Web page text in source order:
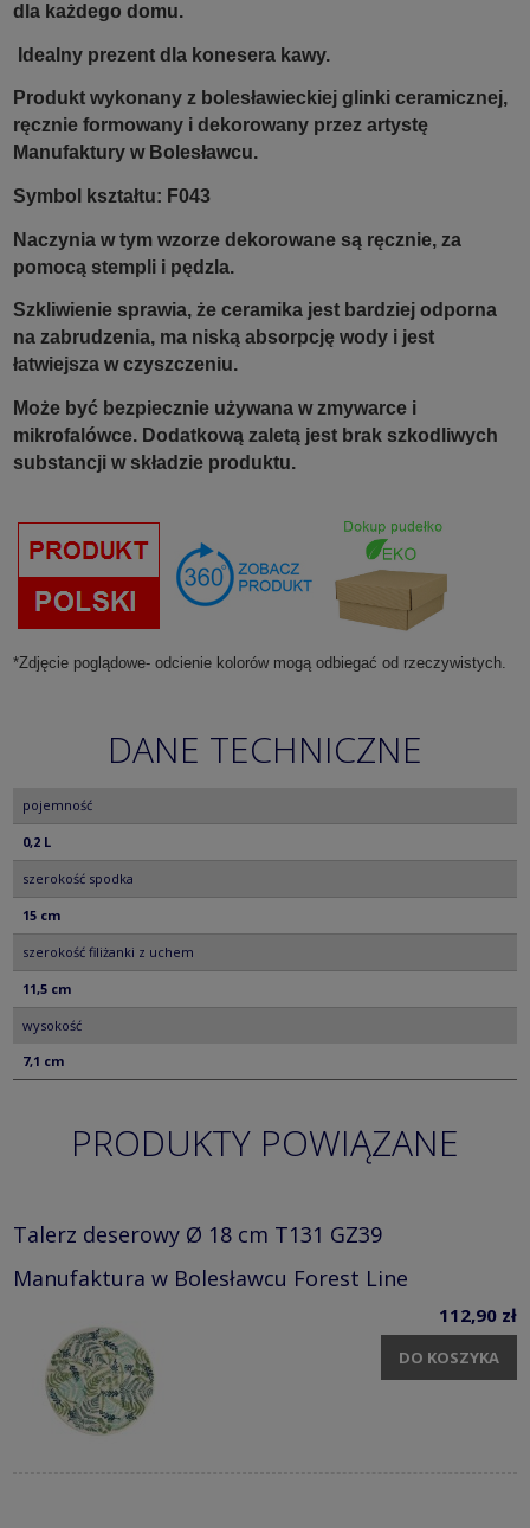
dla każdego domu.
Idealny prezent dla konesera kawy.
Produkt wykonany z bolesławieckiej glinki ceramicznej,
ręcznie formowany i dekorowany przez artystę
Manufaktury w Bolesławcu.
Symbol kształtu: F043
Naczynia w tym wzorze dekorowane są ręcznie, za
pomocą stempli i pędzla.
Szkliwienie sprawia, że ceramika jest bardziej odporna
na zabrudzenia, ma niską absorpcję wody i jest
łatwiejsza w czyszczeniu.
Może być bezpiecznie używana w zmywarce i
mikrofalówce. Dodatkową zaletą jest brak szkodliwych
substancji w składzie produktu.
*Zdjęcie poglądowe- odcienie kolorów mogą odbiegać od rzeczywistych.
DANE TECHNICZNE
pojemność
0,2 L
szerokość spodka
15 cm
szerokość filiżanki z uchem
11,5 cm
wysokość
7,1 cm
PRODUKTY POWIĄZANE
Talerz deserowy Ø 18 cm T131 GZ39
Manufaktura w Bolesławcu Forest Line
112,90 zł
DO KOSZYKA